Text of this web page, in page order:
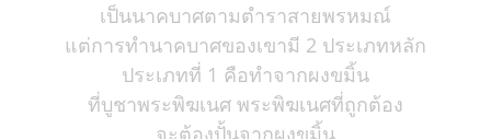
เป็นนาคบาศตามตำราสายพรหมณ์
แต่การทำนาคบาศของเขามี 2 ประเภทหลัก
ประเภทที่ 1 คือทำจากผงขมิ้น
ที่บูชาพระพิฆเนศ พระพิฆเนศที่ถูกต้อง
จะต้องปั้นจากผงขมิ้น